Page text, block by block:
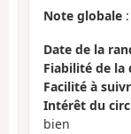
Note globale :
Date de la
Fiabilité de la
Facilité à
Intérêt du
bien